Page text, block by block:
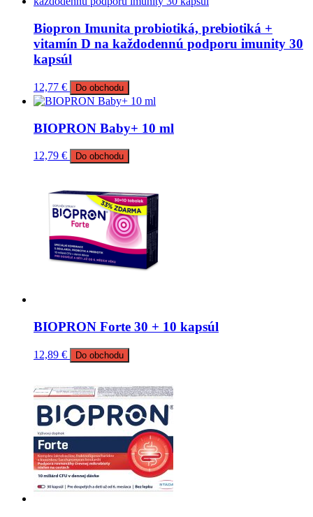
Biopron Imunita probiotiká, prebiotiká +
vitamín D na každodennú podporu imunity 30
kapsúl
12,77 € Do obchodu
BIOPRON Baby+ 10 ml
12,79 € Do obchodu
BIOPRON Forte 30 + 10 kapsúl
12,89 € Do obchodu